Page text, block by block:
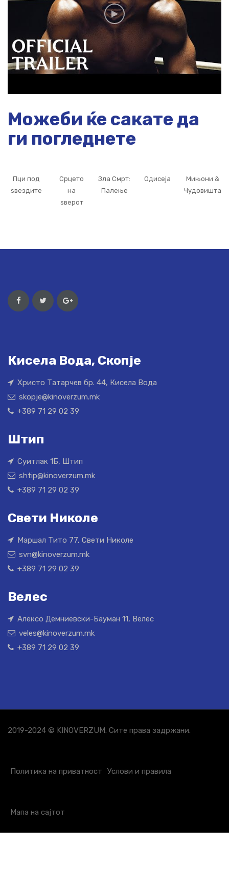
Можеби ќе сакате да
ги погледнете
Пци под
ѕвездите
Срцето
на
ѕверот
Зла Смрт:
Палење
Одисеја
Мињони &
Чудовишта
Кисела Вода, Скопје
Христо Татарчев бр. 44, Кисела Вода
skopje@kinoverzum.mk
+389 71 29 02 39
Штип
Суитлак 1Б, Штип
shtip@kinoverzum.mk
+389 71 29 02 39
Свети Николе
Маршал Тито 77, Свети Николе
svn@kinoverzum.mk
+389 71 29 02 39
Велес
Алексо Демниевски-Бауман 11, Велес
veles@kinoverzum.mk
+389 71 29 02 39
2019-2024 © KINOVERZUM. Сите права задржани.
Политика на приватност Услови и правила
Мапа на сајтот